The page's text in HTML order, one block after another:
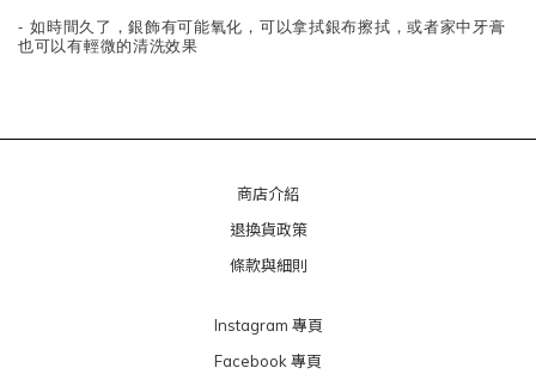
- 如時間久了，銀飾有可能氧化，可以拿拭銀布擦拭，或者家中牙膏
也可以有輕微的清洗效果
商店介紹
退換貨政策
條款與細則
Instagram 專頁
Facebook 專頁